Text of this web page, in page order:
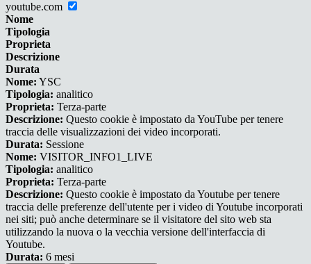
youtube.com
Nome
Tipologia
Proprieta
Descrizione
Durata
Nome: YSC
Tipologia: analitico
Proprieta: Terza-parte
Descrizione: Questo cookie è impostato da YouTube per tenere
traccia delle visualizzazioni dei video incorporati.
Durata: Sessione
Nome: VISITOR_INFO1_LIVE
Tipologia: analitico
Proprieta: Terza-parte
Descrizione: Questo cookie è impostato da Youtube per tenere
traccia delle preferenze dell'utente per i video di Youtube incorporati
nei siti; può anche determinare se il visitatore del sito web sta
utilizzando la nuova o la vecchia versione dell'interfaccia di
Youtube.
Durata: 6 mesi